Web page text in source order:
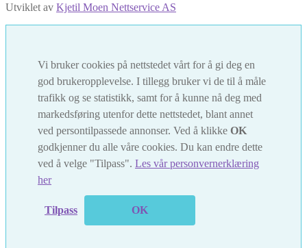
Utviklet av Kjetil Moen Nettservice AS
Vi bruker cookies på nettstedet vårt for å gi deg en
god brukeropplevelse. I tillegg bruker vi de til å måle
trafikk og se statistikk, samt for å kunne nå deg med
markedsføring utenfor dette nettstedet, blant annet
ved persontilpassede annonser. Ved å klikke OK
godkjenner du alle våre cookies. Du kan endre dette
ved å velge "Tilpass". Les vår personvernerklæring
her
Tilpass OK